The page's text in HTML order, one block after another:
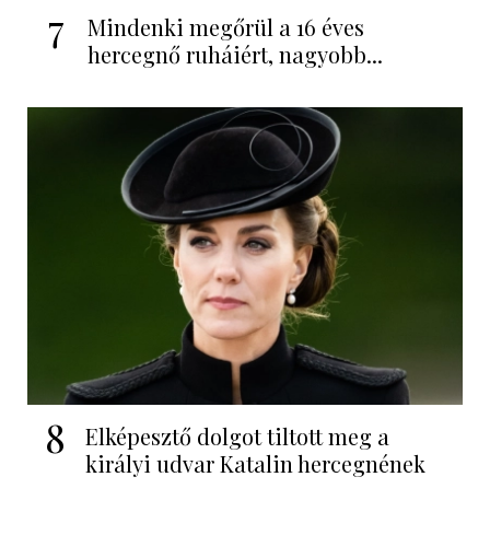
7
Mindenki megőrül a 16 éves
hercegnő ruháiért, nagyobb...
8
Elképesztő dolgot tiltott meg a
királyi udvar Katalin hercegnének